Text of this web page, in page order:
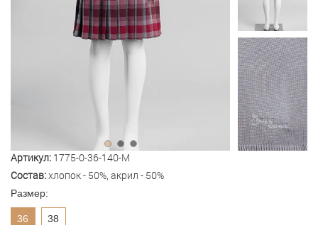
Артикул: 1775-0-36-140-M
Состав:хлопок - 50%, акрил - 50%
Размер:
36 38